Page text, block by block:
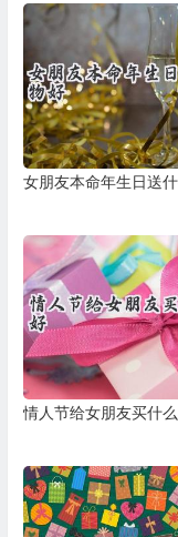
女朋友本命年生日送
情人节给女朋友买什